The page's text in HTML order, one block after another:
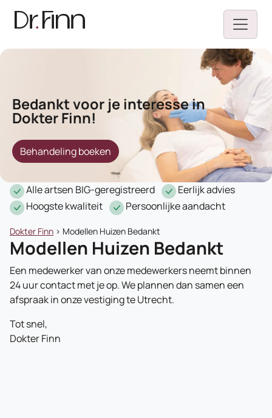
Bedankt voor je interesse in
Dokter Finn!
Behandeling boeken
Alle artsen BIG-geregistreerd
Eerlijk advies
Hoogste kwaliteit
Persoonlijke aandacht
Dokter Finn > Modellen Huizen Bedankt
Modellen Huizen Bedankt
Een medewerker van onze medewerkers neemt binnen
24 uur contact met je op. We plannen dan samen een
afspraak in onze vestiging te Utrecht.
Tot snel,
Dokter Finn